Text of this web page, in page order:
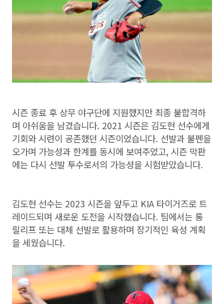
시즌 종료 후 상무 야구단에 지원했지만 최종 불합격하
며 아쉬움을 남겼습니다. 2021 시즌은 김도현 선수에게
기회와 시련이 공존했던 시즌이었습니다. 선발과 불펜을
오가며 가능성과 한계를 동시에 보여주었고, 시즌 막판
에는 다시 선발 투수로서의 가능성을 시험받았습니다.
김도현 선수는 2023 시즌을 앞두고 KIA 타이거즈로 트
레이드되며 새로운 도전을 시작했습니다. 팀에서는 롱
릴리프 또는 대체 선발로 활용하며 장기적인 육성 계획
을 세웠습니다.